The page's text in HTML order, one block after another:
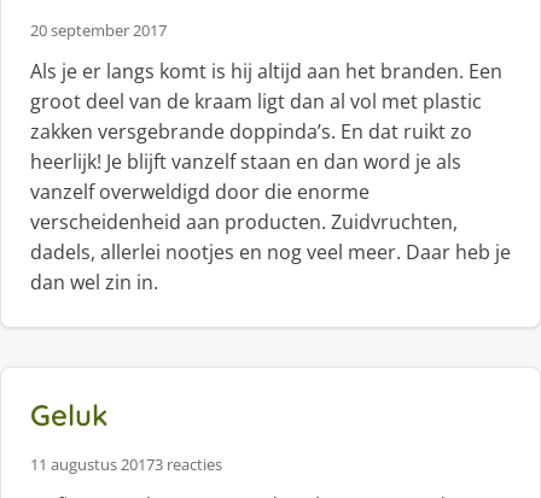
20 september 2017
Als je er langs komt is hij altijd aan het branden. Een
groot deel van de kraam ligt dan al vol met plastic
zakken versgebrande doppinda’s. En dat ruikt zo
heerlijk! Je blijft vanzelf staan en dan word je als
vanzelf overweldigd door die enorme
verscheidenheid aan producten. Zuidvruchten,
dadels, allerlei nootjes en nog veel meer. Daar heb je
dan wel zin in.
Geluk
11 augustus 20173 reacties